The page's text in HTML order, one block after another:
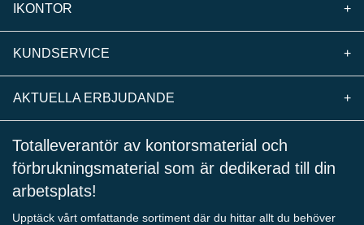
IKONTOR +
KUNDSERVICE +
AKTUELLA ERBJUDANDE +
Totalleverantör av kontorsmaterial och
förbrukningsmaterial som är dedikerad till din
arbetsplats!
Upptäck vårt omfattande sortiment där du hittar allt du behöver